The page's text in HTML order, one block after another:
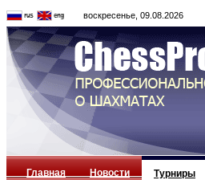
воскресенье, 09.08.2026
Главная Новости Турниры